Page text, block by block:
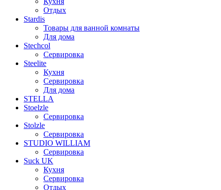
Отдых
Stardis
Товары для ванной комнаты
Для дома
Stechcol
Сервировка
Steelite
Кухня
Сервировка
Для дома
STELLA
Stoelzle
Сервировка
Stolzle
Сервировка
STUDIO WILLIAM
Сервировка
Suck UK
Кухня
Сервировка
Отдых